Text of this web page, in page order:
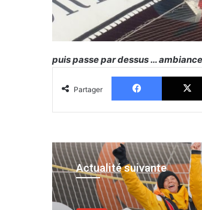
puis passe par dessus …
Partager
Facebook
Actualité suivante